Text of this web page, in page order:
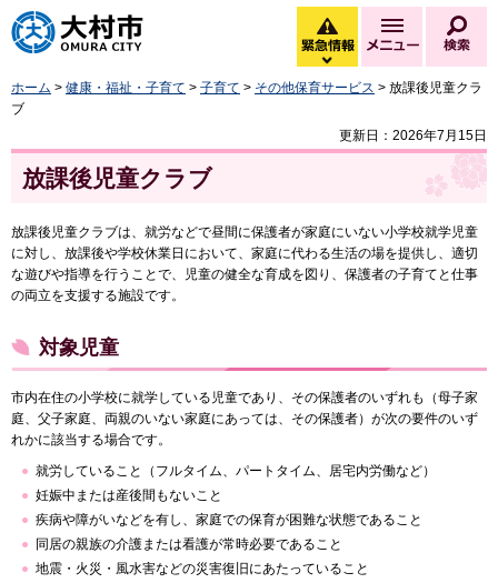
大村市
緊急情報
緊急情報を開く
メニュー
ホーム > 健康・福祉・子育て > 子育て > その他保育サービス > 放課後児童クラ
ブ
更新日：2026年7月15日
放課後児童クラブ
放課後児童クラブは、就労などで昼間に保護者が家庭にいない小学校就学児童
に対し、放課後や学校休業日において、家庭に代わる生活の場を提供し、適切
な遊びや指導を行うことで、児童の健全な育成を図り、保護者の子育てと仕事
の両立を支援する施設です。
対象児童
市内在住の小学校に就学している児童であり、その保護者のいずれも（母子家
庭、父子家庭、両親のいない家庭にあっては、その保護者）が次の要件のいず
れかに該当する場合です。
就労していること（フルタイム、パートタイム、居宅内労働など）
妊娠中または産後間もないこと
疾病や障がいなどを有し、家庭での保育が困難な状態であること
同居の親族の介護または看護が常時必要であること
地震・火災・風水害などの災害復旧にあたっていること